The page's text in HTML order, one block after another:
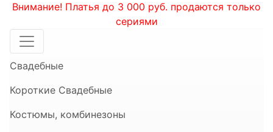
Внимание! Платья до 3 000 руб. продаются только
сериями
Свадебные
Короткие Свадебные
Костюмы, комбинезоны